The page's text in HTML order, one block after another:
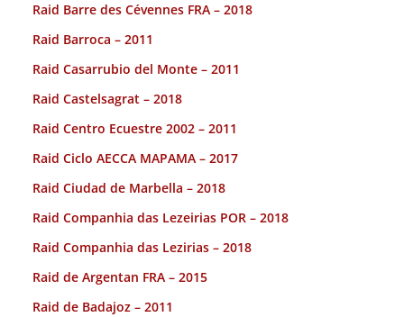
Raid Barre des Cévennes FRA – 2018
Raid Barroca – 2011
Raid Casarrubio del Monte – 2011
Raid Castelsagrat – 2018
Raid Centro Ecuestre 2002 – 2011
Raid Ciclo AECCA MAPAMA – 2017
Raid Ciudad de Marbella – 2018
Raid Companhia das Lezeirias POR – 2018
Raid Companhia das Lezirias – 2018
Raid de Argentan FRA – 2015
Raid de Badajoz – 2011